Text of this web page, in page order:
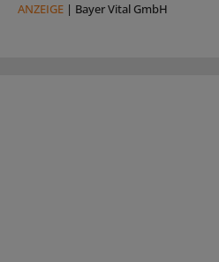
ANZEIGE | Bayer Vital GmbH